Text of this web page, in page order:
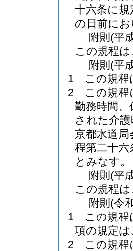
十六条に
の日前に
附則 (平
この規程
附則 (平
1
この規程
2
この規程
勤務時間
された介
京都水道
程第二十
とみなす。
附則 (平
この規程
附則 (令
1
この規程
項の規定
2
この規程